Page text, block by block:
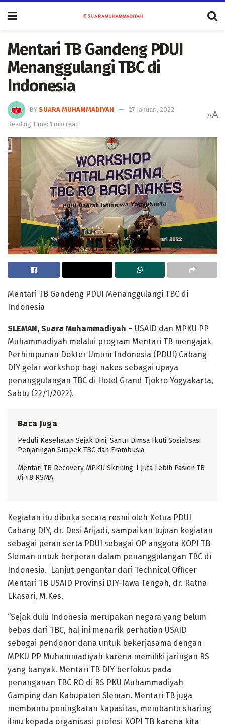
Mentari TB Gandeng PDUI
Menanggulangi TBC di
Indonesia
BY SUARA MUHAMMADIYAH
27 Januari, 2022
Reading Time: 1 min read
AA
Mentari TB Gandeng PDUI Menanggulangi TBC di
Indonesia
SLEMAN, Suara Muhammadiyah – USAID dan MPKU PP
Muhammadiyah melalui program Mentari TB mengajak
Perhimpunan Dokter Umum Indonesia (PDUI) Cabang
DIY gelar workshop bagi nakes sebagai upaya
penanggulangan TBC di Hotel Grand Tjokro Yogyakarta,
Sabtu (22/1/2022).
Baca Juga
Peduli Kesehatan Sejak Dini, Santri Dimsa Ikuti Sosialisasi
Penjaringan Suspek TBC dan Frambusia
Mentari TB Recovery MPKU Skrining 1 Juta Lebih Pasien TB
di 48 RSMA
Kegiatan itu dibuka secara resmi oleh Ketua PDUI
Cabang DIY, dr. Desi Arijadi, sampaikan tujuan kegiatan
sebagai peran serta PDUI sebagai OP anggota KOPI TB
Sleman untuk berperan dalam penanggulangan TBC di
Indonesia. Lanjut pengantar dari Technical Officer
Mentari TB USAID Provinsi DIY-Jawa Tengah, dr. Ratna
Ekasari, M.Kes.
“Sejak dulu Indonesia merupakan negara yang belum
bebas dari TBC, hal ini menarik perhatian USAID
sebagai pendonor dana untuk bekerjasama dengan
MPKU PP Muhammadiyah karena memiliki jaringan RS
yang banyak. Mentari TB DIY berfokus pada
penanganan TBC RO di RS PKU Muhammadiyah
Gamping dan Kabupaten Sleman. Mentari TB juga
membantu peningkatan kapasitas, membantu sharing
ilmu kepada organisasi profesi KOPI TB karena kita